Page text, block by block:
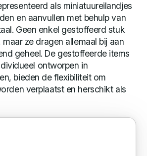
als miniatuureilandjes
en aanvullen met behulp van
Geen enkel gestoffeerd stuk
ze dragen allemaal bij aan
geheel. De gestoffeerde items
ontworpen in
bieden de flexibiliteit om
verplaatst en herschikt als